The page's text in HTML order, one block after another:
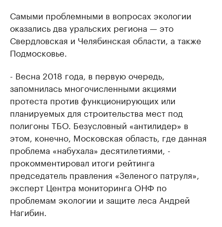
Самыми проблемными в вопросах экологии
оказались два уральских региона — это
Свердловская и Челябинская области, а также
Подмосковье.
- Весна 2018 года, в первую очередь,
запомнилась многочисленными акциями
протеста против функционирующих или
планируемых для строительства мест под
полигоны ТБО. Безусловный «антилидер» в
этом, конечно, Московская область, где данная
проблема «набухала» десятилетиями, -
прокомментировал итоги рейтинга
председатель правления «Зеленого патруля»,
эксперт Центра мониторинга ОНФ по
проблемам экологии и защите леса Андрей
Нагибин.